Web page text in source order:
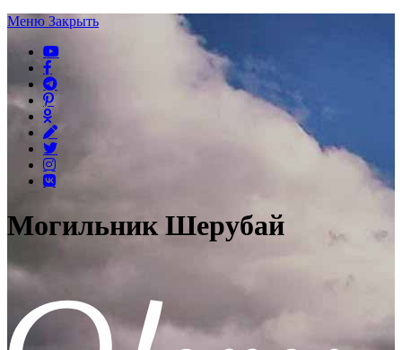
Меню Закрыть
Могильник Шерубай